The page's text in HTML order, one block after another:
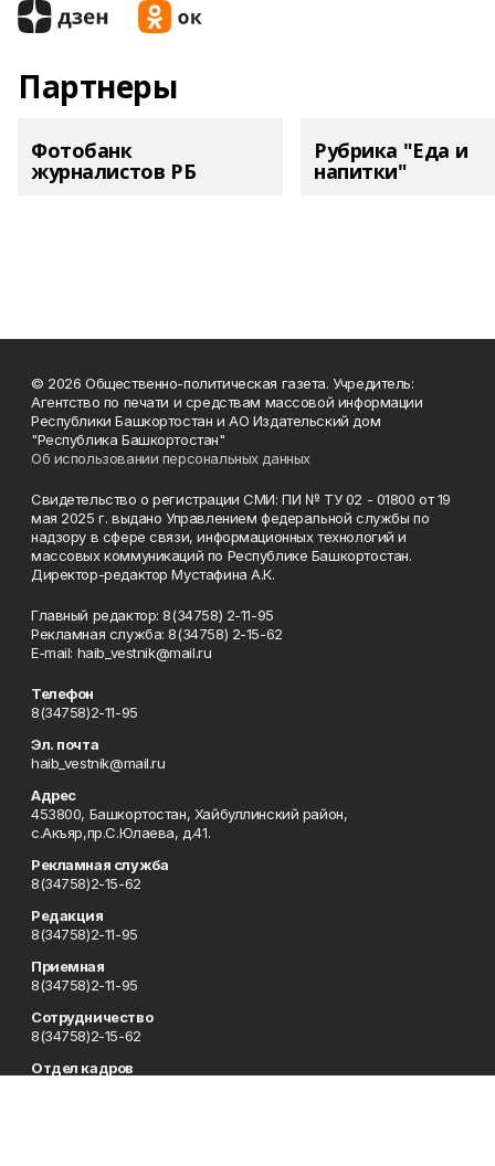
Партнеры
Фотобанк
журналистов РБ
Рубрика "Еда и
напитки"
© 2026 Общественно-политическая газета. Учредитель:
Агентство по печати и средствам массовой информации
Республики Башкортостан и АО Издательский дом
"Республика Башкортостан"
Об использовании персональных данных
Свидетельство о регистрации СМИ: ПИ № ТУ 02 - 01800 от 19
мая 2025 г. выдано Управлением федеральной службы по
надзору в сфере связи, информационных технологий и
массовых коммуникаций по Республике Башкортостан.
Директор-редактор Мустафина А.К.
Главный редактор: 8(34758) 2-11-95
Рекламная служба: 8(34758) 2-15-62
Е-mаil: haib_vestnik@mail.ru
Телефон
8(34758)2-11-95
Эл. почта
haib_vestnik@mail.ru
Адрес
453800, Башкортостан, Хайбуллинский район,
с.Акъяр,пр.С.Юлаева, д.41.
Рекламная служба
8(34758)2-15-62
Редакция
8(34758)2-11-95
Приемная
8(34758)2-11-95
Сотрудничество
8(34758)2-15-62
Отдел кадров